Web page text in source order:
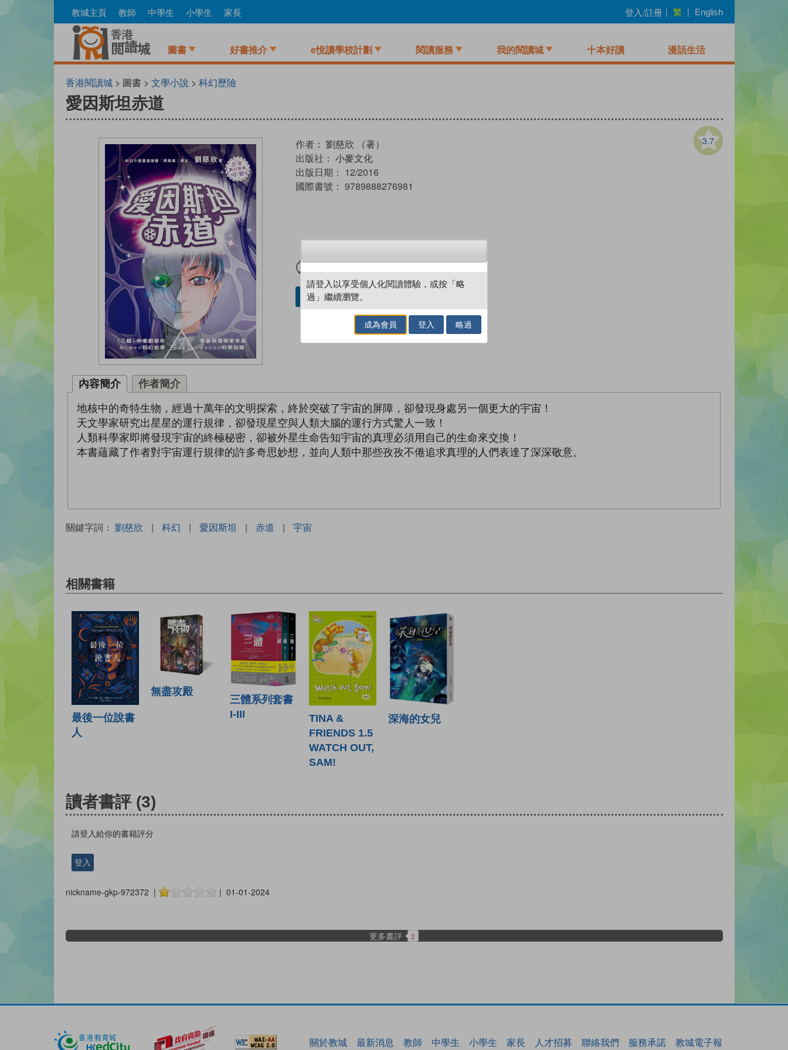
to
教城主頁 教師 中學生 小學生 家長 登入/註冊 | 繁 | English
圖書 好書推介 e悅讀學校計劃 閱讀服務 我的閱讀城 十本好讀 漫話生活
香港閱讀城> 圖書 > 文學小說 > 科幻歷險
愛因斯坦赤道
3.7
作者： 劉慈欣 （著）
出版社： 小麥文化
出版日期： 12/2016
國際書號： 9789888276981
借閱實體書
內容簡介 作者簡介
地核中的奇特生物，經過十萬年的文明探索，終於突破了宇宙的屏障，卻發現身處另一個更大的宇宙！
天文學家研究出星星的運行規律，卻發現星空與人類大腦的運行方式驚人一致！
人類科學家即將發現宇宙的終極秘密，卻被外星生命告知宇宙的真理必須用自己的生命來交換！
本書蘊藏了作者對宇宙運行規律的許多奇思妙想，並向人類中那些孜孜不倦追求真理的人們表達了深深敬意。
關鍵字詞： 劉慈欣 | 科幻 | 愛因斯坦 | 赤道 | 宇宙
相關書籍
最後一位說書
人
無盡攻殿
三體系列套書
I-III
TINA &
FRIENDS 1.5
WATCH OUT,
SAM!
深海的女兒
讀者書評 (3)
請登入給你的書籍評分
登入
nickname-gkp-972372 | | 01-01-2024
更多書評 2
關於教城 最新消息 教師 中學生 小學生 家長 人才招募 聯絡我們 服務承諾 教城電子報
請登入以享受個人化閱讀體驗，或按「略
過」繼續瀏覽。
成為會員 登入 略過